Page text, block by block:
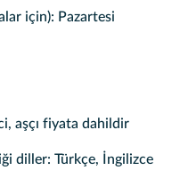
için): Pazartesi
aşçı fiyata dahildir
diller: Türkçe, İngilizce